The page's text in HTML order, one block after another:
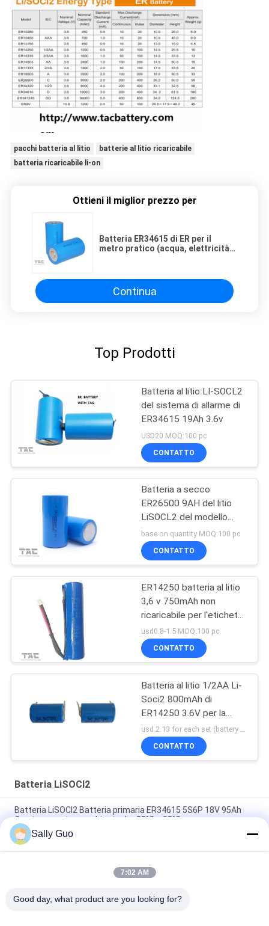
pacchi batteria al litio
batterie al litio ricaricabile
batteria ricaricabile li-on
Ottieni il miglior prezzo per
Batteria ER34615 di ER per il
metro pratico (acqua, elettricità,
Continua
Top Prodotti
Batteria al litio LI-SOCL2
del sistema di allarme di
ER34615 19Ah 3.6v
USD20 MOQ:100 pc
CONTATTO
Batteria a secco
ER26500 9AH del litio
LiSOCL2 del modello
3.6v di C per
l'amperometro del
contatore per acqua
base on quantity MOQ:100 pc
CONTATTO
ER14250 batteria al litio
3,6 v 750mAh non
ricaricabile per l'etichetta
elettronica
usd0.8-1.5 MOQ:100 pc
CONTATTO
Batteria al litio 1/2AA Li-
Soci2 800mAh di
ER14250 3.6V per la
batteria ad alta
temperatura
usd 2.13 for each set (battery with tag) MOQ:100 pc
CONTATTO
Batteria LiSOCl2
Batteria LiSOCl2 Batteria primaria ER34615 5S6P 18V 95Ah
Con temperatura ambiente da -55°C a 85°C
Batteria LiSOCl2 non ricaricabile a larga temperatura 3.6V
ER34615 19000mAh per Smart Lock City Bike
Non ricaricabile 3.6V LiSOCL2 batteria ER26500 9AH con
Sally Guo
7:02 AM
Good day, what product are you looking for?